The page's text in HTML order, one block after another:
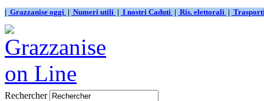
| Grazzanise oggi | Numeri utili | I nostri Caduti | Ris. elettorali |
Rechercher